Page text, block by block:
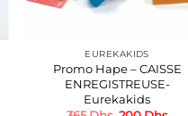
EUREKAKIDS
Promo Hape – CAISSE
ENREGISTREUSE-
Eurekakids